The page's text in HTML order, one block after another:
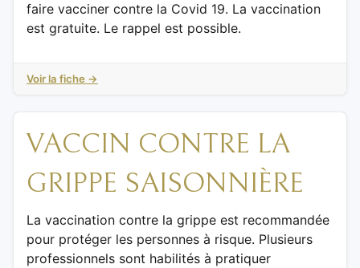
faire vacciner contre la Covid 19. La vaccination
est gratuite. Le rappel est possible.
Voir la fiche →
VACCIN CONTRE LA
GRIPPE SAISONNIÈRE
La vaccination contre la grippe est recommandée
pour protéger les personnes à risque. Plusieurs
professionnels sont habilités à pratiquer